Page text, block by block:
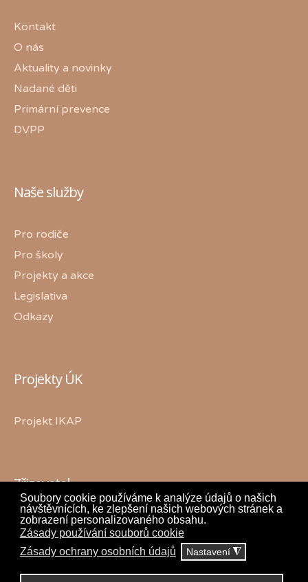
Soubory cookie používáme k analýze údajů o našich
návštěvnících, ke zlepšení našich webových stránek a
zobrazení personalizovaného obsahu.
Zásady používání souborů cookie
Zásady ochrany osobních údajů
Nastavení ◮
Kontakt
O nás
Aktuality a novinky
Nadané děti
Primární prevence
DVPP
Naše služby
Pro rodiče
Pro školy
Projekty a akce
Legislativa
Odkazy
Projekty ÚK
Projekt IKAP
Zřizovatel